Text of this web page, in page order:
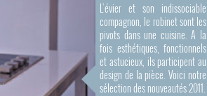
L’évier et son indissociable
compagnon, le robinet sont les
pivots dans une cuisine. A la
fois esthétiques, fonctionnels
et astucieux, ils participent au
design de la pièce. Voici notre
sélection des nouveautés 2011.